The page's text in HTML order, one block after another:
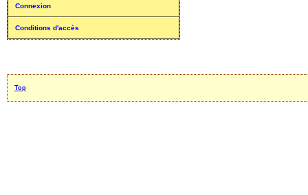
Connexion
Conditions d'accès
Top